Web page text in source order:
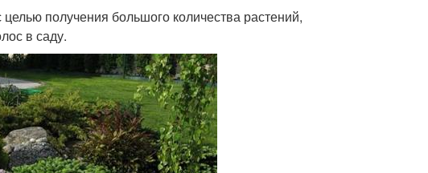
получения большого количества растений,
в саду.